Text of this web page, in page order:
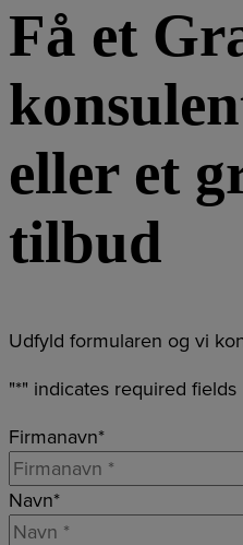
Få et
eller et
tilbud
Udfyld formularen og vi
"*" indicates required fields
Firmanavn*
Navn*